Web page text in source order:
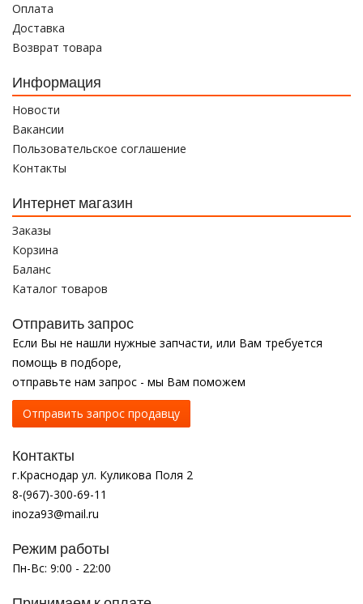
Оплата
Доставка
Возврат товара
Информация
Новости
Вакансии
Пользовательское соглашение
Контакты
Интернет магазин
Заказы
Корзина
Баланс
Каталог товаров
Отправить запрос
Если Вы не нашли нужные запчасти, или Вам требуется
помощь в подборе,
отправьте нам запрос - мы Вам поможем
Отправить запрос продавцу
Контакты
г.Краснодар ул. Куликова Поля 2
8-(967)-300-69-11
inoza93@mail.ru
Режим работы
Пн-Вс: 9:00 - 22:00